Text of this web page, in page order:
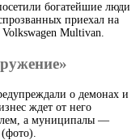
богатейшие люди
приехал на
Volkswagen Multivan.
о демонах и
ждет от него
а муниципалы —